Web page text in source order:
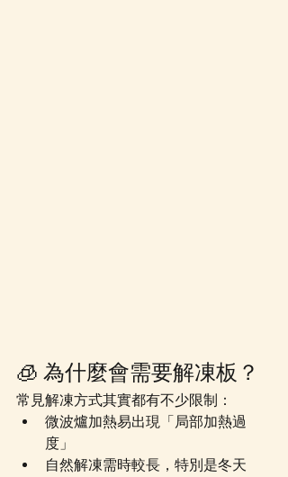
🧊 為什麼會需要解凍板？
常見解凍方式其實都有不少限制：
微波爐加熱易出現「局部加熱過
度」
自然解凍需時較長，特別是冬天